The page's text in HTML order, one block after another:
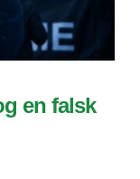
en falsk